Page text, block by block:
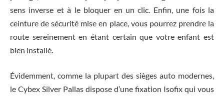
sens inverse et à le bloquer en un clic. Enfin, une fois la
ceinture de sécurité mise en place, vous pourrez prendre la
route sereinement en étant certain que votre enfant est
bien installé.
Évidemment, comme la plupart des sièges auto modernes,
le Cybex Silver Pallas dispose d’une fixation Isofix qui vous